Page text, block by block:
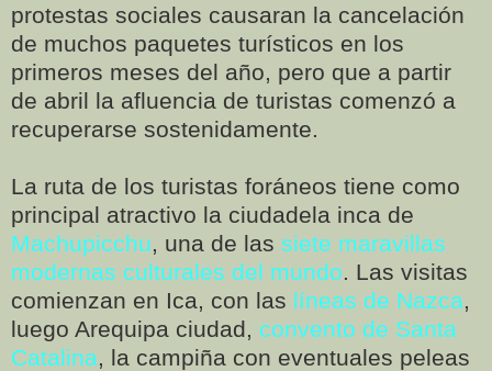
protestas sociales causaran la cancelación
de muchos paquetes turísticos en los
primeros meses del año, pero que a partir
de abril la afluencia de turistas comenzó a
recuperarse sostenidamente.
La ruta de los turistas foráneos tiene como
principal atractivo la ciudadela inca de
Machupicchu , una de las siete maravillas
modernas culturales del mundo . Las visitas
comienzan en Ica, con las líneas de Nazca
luego Arequipa ciudad, convento de Santa
Catalina , la campiña con eventuales peleas